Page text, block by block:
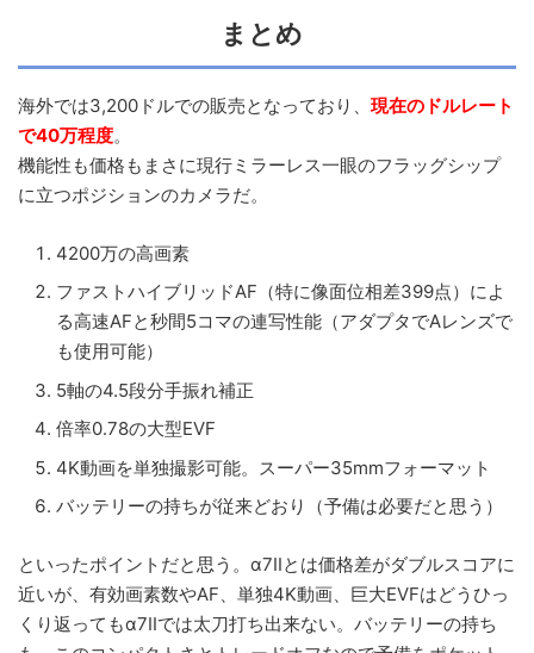
まとめ
海外では3,200ドルでの販売となっており、 現在のドルレート
で40万程度。
機能性も価格もまさに現行ミラーレス一眼のフラッグシップ
に立つポジションのカメラだ。
4200万の高画素
ファストハイブリッドAF（特に像面位相差399点）によ
る高速AFと秒間5コマの連写性能（アダプタでAレンズで
も使用可能）
5軸の4.5段分手振れ補正
倍率0.78の大型EVF
4K動画を単独撮影可能。スーパー35mmフォーマット
バッテリーの持ちが従来どおり（予備は必要だと思う）
といったポイントだと思う。α7IIとは価格差がダブルスコアに
近いが、有効画素数やAF、単独4K動画、巨大EVFはどうひっ
くり返ってもα7IIでは太刀打ち出来ない。バッテリーの持ち